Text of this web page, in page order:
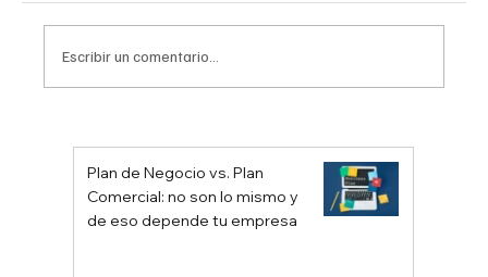
Escribir un comentario...
Plan de Negocio vs. Plan
Comercial: no son lo mismo y
de eso depende tu empresa